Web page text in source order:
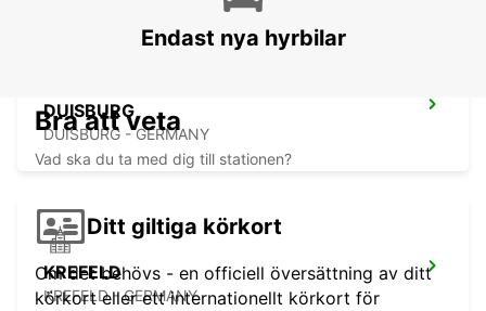
DUISBURG
DUISBURG - GERMANY
KREFELD
KREFELD - GERMANY
Endast nya hyrbilar
Bra att veta
Vad ska du ta med dig till stationen?
Ditt giltiga körkort
Om det behövs - en officiell översättning av ditt
körkort eller ett internationellt körkort för